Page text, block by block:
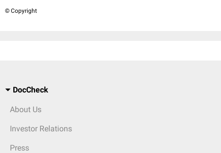
© Copyright
DocCheck
About Us
Investor Relations
Press